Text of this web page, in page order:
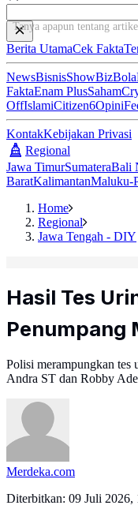
Tanya apapun tentang
Berita UtamaCek Fakta
NewsBisnisShowBizBola
FaktaEnam PlusSaham
OffIslamiCitizen6Opini
KontakKebijakan Privasi
Regional
Jawa TimurSumateraBali
BaratKalimantanMaluku-
Home
Regional
Jawa Tengah - DIY
Hasil Tes
Penumpang
Polisi merampungkan tes
Andra ST dan Robby
Merdeka.com
Diterbitkan: 09 Juli 2026,